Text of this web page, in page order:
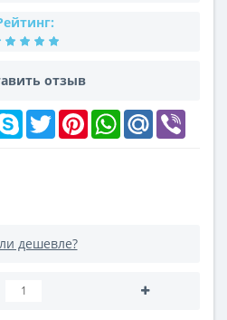
отзыв
Skype Twitter PinterestWhatsAppMail.Ru
дешевле?